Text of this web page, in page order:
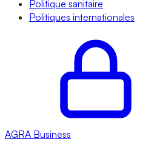
Politique sanitaire
Politiques internationales
AGRA Business